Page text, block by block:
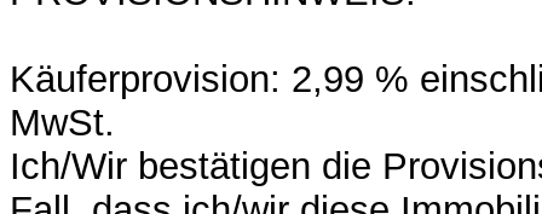
Käuferprovision: 2,99 %
MwSt.
Ich/Wir bestätigen die